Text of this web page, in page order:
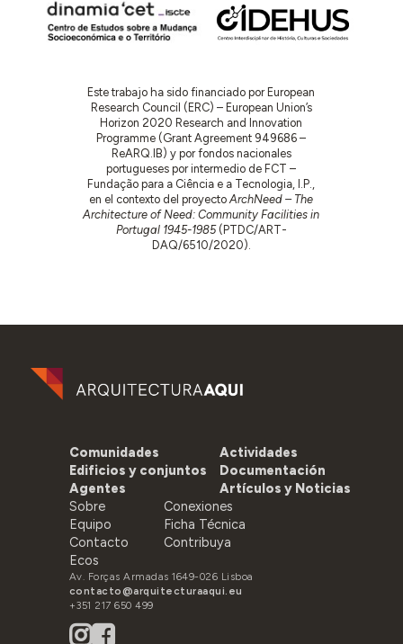
Este trabajo ha sido financiado por European
Research Council (ERC) – European Union’s
Horizon 2020 Research and Innovation
Programme (Grant Agreement 949686 –
ReARQ.IB) y por fondos nacionales
portugueses por intermedio de FCT –
Fundação para a Ciência e a Tecnologia, I.P.,
en el contexto del proyectoArchNeed – The
Architecture of Need: Community Facilities in
Portugal 1945-1985(PTDC/ART-
DAQ/6510/2020).
Comunidades
Edificios y conjuntos
Agentes
Actividades
Documentación
Artículos y Noticias
Sobre
Equipo
Contacto
Ecos
Conexiones
Ficha Técnica
Contribuya
Av. Forças Armadas 1649-026 Lisboa
contacto@arquitecturaaqui.eu
+351 217 650 499